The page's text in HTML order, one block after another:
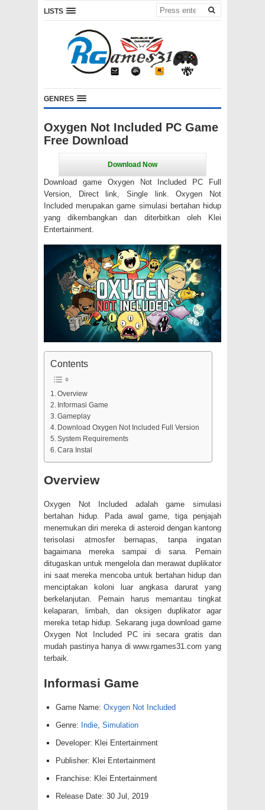
LISTS
GENRES
Oxygen Not Included PC Game
Free Download
Download game Oxygen Not Included PC Full
Version, Direct link, Single link. Oxygen Not
Included merupakan game simulasi bertahan hidup
yang dikembangkan dan diterbitkan oleh Klei
Entertainment.
Contents
Overview
Informasi Game
Gameplay
Download Oxygen Not Included Full Version
System Requirements
Cara Instal
Overview
Oxygen Not Included adalah game simulasi
bertahan hidup. Pada awal game, tiga penjajah
menemukan diri mereka di asteroid dengan kantong
terisolasi atmosfer bernapas, tanpa ingatan
bagaimana mereka sampai di sana. Pemain
ditugaskan untuk mengelola dan merawat duplikator
ini saat mereka mencoba untuk bertahan hidup dan
menciptakan koloni luar angkasa darurat yang
berkelanjutan. Pemain harus memantau tingkat
kelaparan, limbah, dan oksigen duplikator agar
mereka tetap hidup. Sekarang juga download game
Oxygen Not Included PC ini secara gratis dan
mudah pastinya hanya di www.rgames31.com yang
terbaik.
Informasi Game
Game Name: Oxygen Not Included
Genre: Indie Simulation
Developer: Klei Entertainment
Publisher: Klei Entertainment
Franchise: Klei Entertainment
Release Date: 30 Jul, 2019